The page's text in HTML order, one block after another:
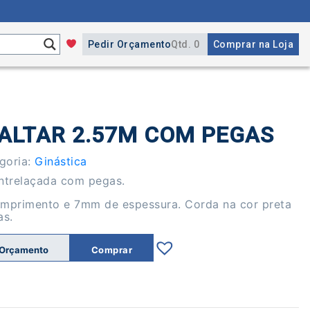
Pedir OrçamentoQtd. 0 Comprar na Loja
2.57M COM PEGAS
Ginástica
com pegas.
e 7mm de espessura. Corda na cor preta
Comprar